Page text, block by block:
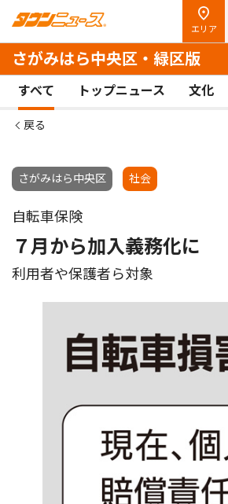
エリア
さがみはら中央区・緑区版
すべて トップニュース 文化
戻る
さがみはら中央区 社会
自転車保険
７月から加入義務化に
利用者や保護者ら対象